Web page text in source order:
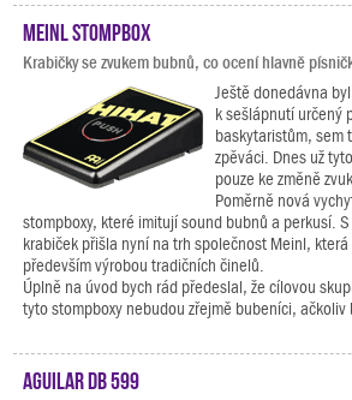
Meinl Stompbox
Krabičky se zvukem bubnů, co ocení hlavně
Ještě donedávna
k sešlápnutí určený
baskytaristům, sem
zpěváci. Dnes už
pouze ke změně
Poměrně nová
stompboxy, které imitují sound bubnů a perkusí.
krabiček přišla nyní na trh společnost Meinl, která
především výrobou tradičních činelů.
Úplně na úvod bych rád předeslal, že cílovou
tyto stompboxy nebudou zřejmě bubeníci, ačkoliv
Aguilar DB 599